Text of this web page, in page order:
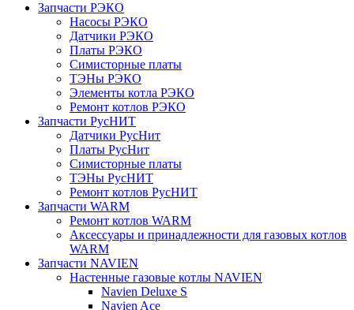
Запчасти РЭКО
Насосы РЭКО
Датчики РЭКО
Платы РЭКО
Симисторные платы
ТЭНы РЭКО
Элементы котла РЭКО
Ремонт котлов РЭКО
Запчасти РусНИТ
Датчики РусНит
Платы РусНит
Симисторные платы
ТЭНы РусНИТ
Ремонт котлов РусНИТ
Запчасти WARM
Ремонт котлов WARM
Аксессуары и принадлежности для газовых котлов
WARM
Запчасти NAVIEN
Настенные газовые котлы NAVIEN
Navien Deluxe S
Navien Ace